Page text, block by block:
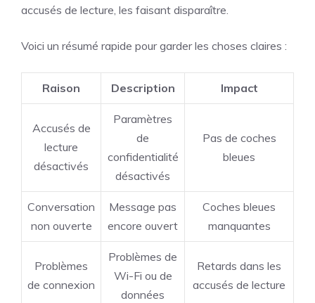
accusés de lecture, les faisant disparaître.
Voici un résumé rapide pour garder les choses claires :
Raison Description Impact
Accusés de
lecture
désactivés
Paramètres
de
confidentialité
désactivés
Pas de coches
bleues
Conversation
non ouverte
Message pas
encore ouvert
Coches bleues
manquantes
Problèmes
de connexion
Problèmes de
Wi-Fi ou de
données
Retards dans les
accusés de lecture